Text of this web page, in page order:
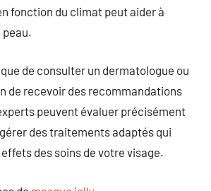
fonction du climat peut aider à
de consulter un dermatologue ou
de recevoir des recommandations
peuvent évaluer précisément
des traitements adaptés qui
des soins de votre visage.